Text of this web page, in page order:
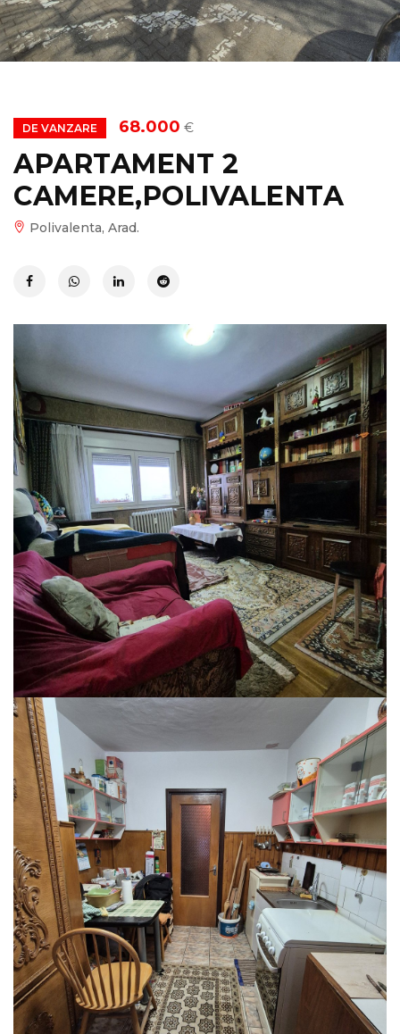
DE VANZARE 68.000 €
APARTAMENT 2
CAMERE,POLIVALENTA
Polivalenta, Arad.